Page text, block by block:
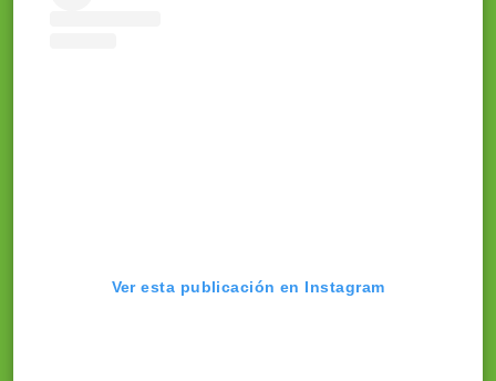
Ver esta publicación en Instagram